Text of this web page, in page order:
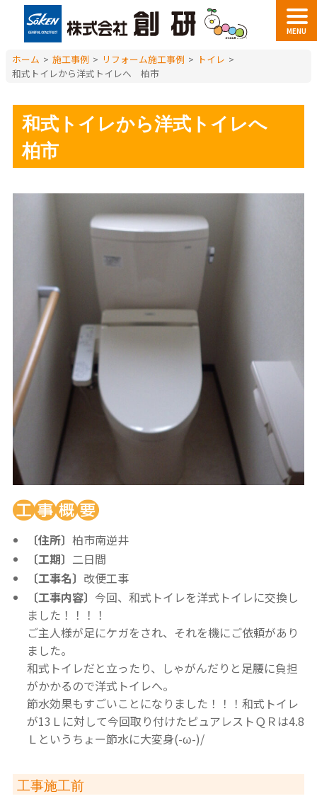
MENU
ホーム > 施工事例 > リフォーム施工事例 > トイレ >
和式トイレから洋式トイレへ 柏市
和式トイレから洋式トイレへ
柏市
〔住所〕 柏市南逆井
〔工期〕 二日間
〔工事名〕 改便工事
〔工事内容〕 今回、和式トイレを洋式トイレに交換し
ました！！！！
ご主人様が足にケガをされ、それを機にご依頼があり
ました。
和式トイレだと立ったり、しゃがんだりと足腰に負担
がかかるので洋式トイレへ。
節水効果もすごいことになりました！！！和式トイレ
が13Ｌに対して今回取り付けたピュアレストＱＲは4.8
Ｌというちょー節水に大変身(-ω-)/
工事施工前